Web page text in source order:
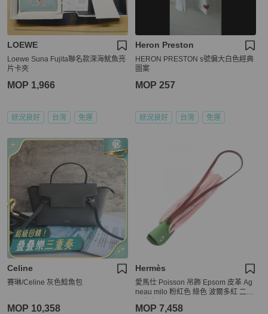
LOEWE
Loewe Suna Fujita聯名款深海魷魚亮
片卡夾
MOP 1,966
狀況良好 台灣 免運
Heron Preston
HERON PRESTON s號偏大白色經典
圖案
MOP 257
狀況良好 台灣 免運
Celine
賽琳/Celine 灰色鯰魚包
MOP 10,358
Hermès
愛馬仕 Poisson 吊飾 Epsom 皮革 Ag
neau milo 粉紅色 綠色 波爾多紅 二手
MOP 7,458